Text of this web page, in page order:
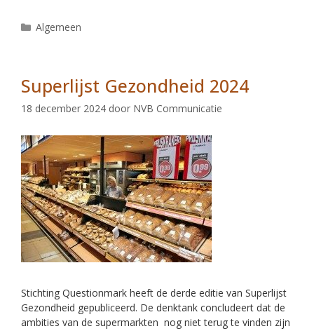
Algemeen
Superlijst Gezondheid 2024
18 december 2024 door NVB Communicatie
Stichting Questionmark heeft de derde editie van Superlijst
Gezondheid gepubliceerd. De denktank concludeert dat de
ambities van de supermarkten nog niet terug te vinden zijn